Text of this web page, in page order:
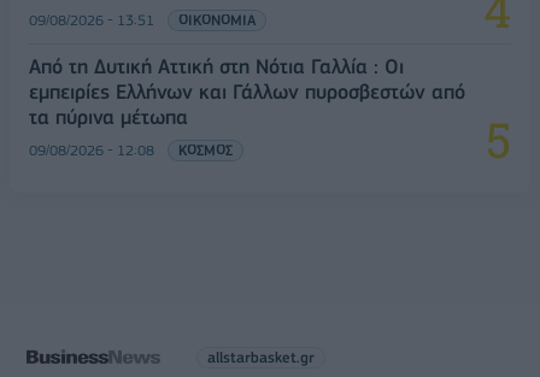
09/08/2026 - 13:51 ΟΙΚΟΝΟΜΙΑ
Από τη Δυτική Αττική στη Νότια Γαλλία : Οι
εμπειρίες Ελλήνων και Γάλλων πυροσβεστών από
τα πύρινα μέτωπα
09/08/2026 - 12:08 ΚΟΣΜΟΣ
allstarbasket.gr